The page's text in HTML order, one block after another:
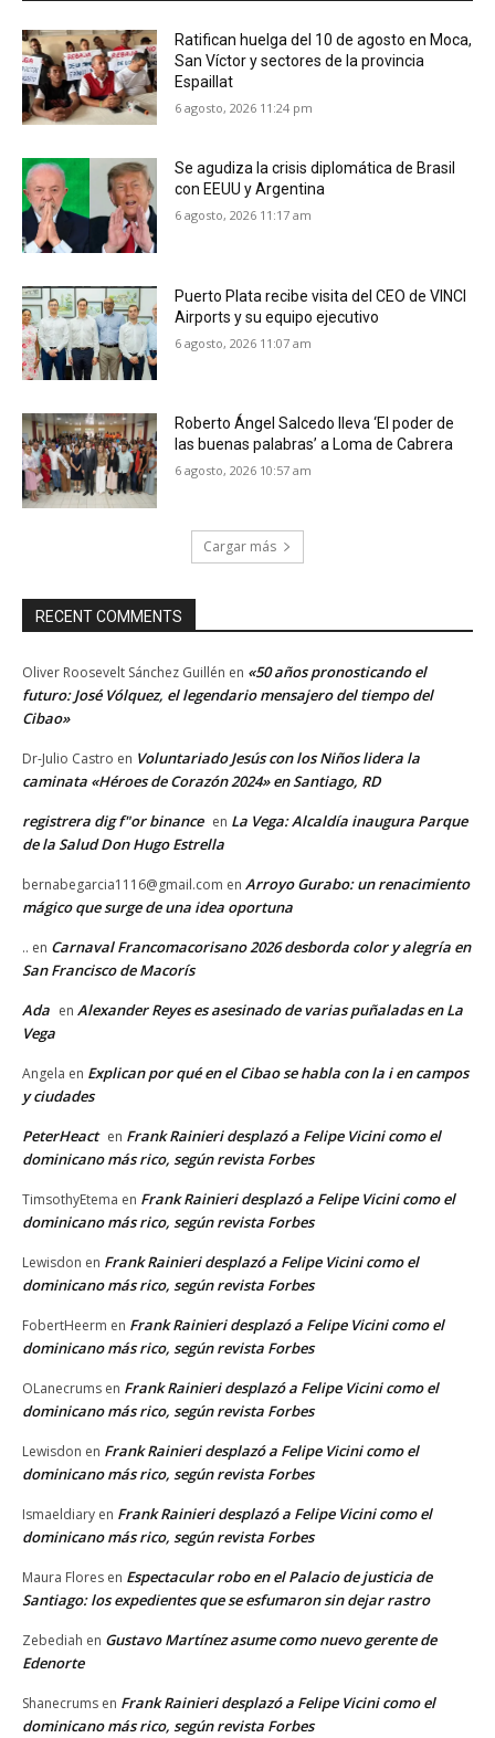
Ratifican huelga del 10 de agosto en Moca,
San Víctor y sectores de la provincia
Espaillat
6 agosto, 2026 11:24 pm
Se agudiza la crisis diplomática de Brasil
con EEUU y Argentina
6 agosto, 2026 11:17 am
Puerto Plata recibe visita del CEO de VINCI
Airports y su equipo ejecutivo
6 agosto, 2026 11:07 am
Roberto Ángel Salcedo lleva ‘El poder de
las buenas palabras’ a Loma de Cabrera
6 agosto, 2026 10:57 am
Cargar más
RECENT COMMENTS
Oliver Roosevelt Sánchez Guillén en «50 años pronosticando el
futuro: José Vólquez, el legendario mensajero del tiempo del
Cibao»
Dr-Julio Castro en Voluntariado Jesús con los Niños lidera la
caminata «Héroes de Corazón 2024» en Santiago, RD
registrera dig f"or binance en La Vega: Alcaldía inaugura Parque
de la Salud Don Hugo Estrella
bernabegarcia1116@gmail.com en Arroyo Gurabo: un renacimiento
mágico que surge de una idea oportuna
.. en Carnaval Francomacorisano 2026 desborda color y alegría en
San Francisco de Macorís
Ada en Alexander Reyes es asesinado de varias puñaladas en La
Vega
Angela en Explican por qué en el Cibao se habla con la i en campos
y ciudades
PeterHeact en Frank Rainieri desplazó a Felipe Vicini como el
dominicano más rico, según revista Forbes
TimsothyEtema en Frank Rainieri desplazó a Felipe Vicini como el
dominicano más rico, según revista Forbes
Lewisdon en Frank Rainieri desplazó a Felipe Vicini como el
dominicano más rico, según revista Forbes
FobertHeerm en Frank Rainieri desplazó a Felipe Vicini como el
dominicano más rico, según revista Forbes
OLanecrums en Frank Rainieri desplazó a Felipe Vicini como el
dominicano más rico, según revista Forbes
Lewisdon en Frank Rainieri desplazó a Felipe Vicini como el
dominicano más rico, según revista Forbes
Ismaeldiary en Frank Rainieri desplazó a Felipe Vicini como el
dominicano más rico, según revista Forbes
Maura Flores en Espectacular robo en el Palacio de justicia de
Santiago: los expedientes que se esfumaron sin dejar rastro
Zebediah en Gustavo Martínez asume como nuevo gerente de
Edenorte
Shanecrums en Frank Rainieri desplazó a Felipe Vicini como el
dominicano más rico, según revista Forbes